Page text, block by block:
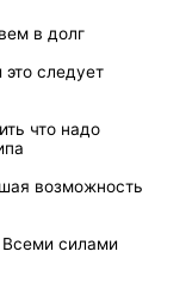
в долг
следует
что надо
возможность
Всеми силами